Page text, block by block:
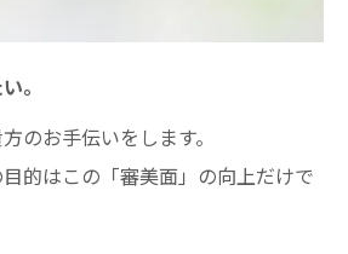
。
のお手伝いをします。
的はこの「審美面」の向上だけで